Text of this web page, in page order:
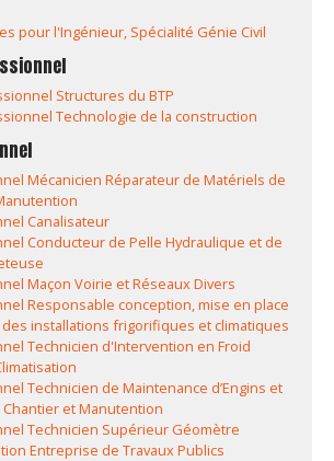
pour l'Ingénieur, Spécialité Génie Civil
Structures du BTP
Technologie de la construction
Mécanicien Réparateur de Matériels de
Canalisateur
Conducteur de Pelle Hydraulique et de
Maçon Voirie et Réseaux Divers
Responsable conception, mise en place
installations frigorifiques et climatiques
Technicien d'Intervention en Froid
Technicien de Maintenance d’Engins et
et Manutention
Technicien Supérieur Géomètre
Entreprise de Travaux Publics